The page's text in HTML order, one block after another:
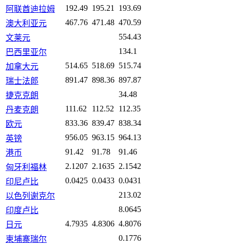
阿联酋迪拉姆
192.49 195.21
193.69
澳大利亚元
467.76 471.48 470.59
文莱元
554.43
巴西里亚尔
134.1
加拿大元
514.65 518.69 515.74
瑞士法郎
891.47 898.36 897.87
捷克克朗
34.48
丹麦克朗
111.62 112.52
112.35
欧元
833.36 839.47 838.34
英镑
956.05 963.15 964.13
港币
91.42 91.78
91.46
匈牙利福林
2.1207 2.1635 2.1542
印尼卢比
0.0425 0.0433 0.0431
以色列谢克尔
213.02
印度卢比
8.0645
日元
4.7935 4.8306 4.8076
柬埔寨瑞尔
0.1776